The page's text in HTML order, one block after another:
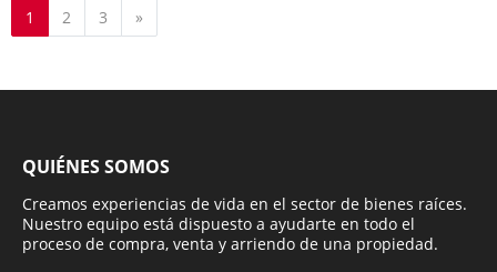
1 2 3 »
QUIÉNES SOMOS
Creamos experiencias de vida en el sector de bienes raíces.
Nuestro equipo está dispuesto a ayudarte en todo el
proceso de compra, venta y arriendo de una propiedad.